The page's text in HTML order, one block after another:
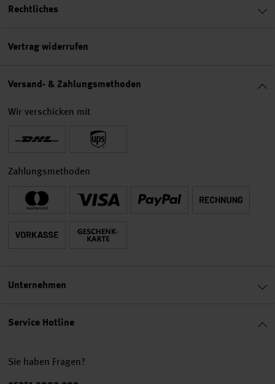
Service Hotline
Sie haben Fragen?
Rechtliches
Vertrag widerrufen
Versand- & Zahlungsmethoden
Wir verschicken mit
Zahlungsmethoden
Unternehmen